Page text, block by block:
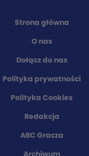
Strona główna
O nas
Dołącz do nas
Polityka prywatności
Polityka Cookies
Redakcja
ABC Gracza
Archiwum